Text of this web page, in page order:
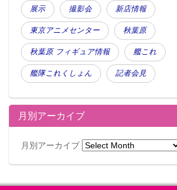
展示 撮影会 新店情報
東京アニメセンター 秋葉原
秋葉原 フィギュア情報 艦これ
艦隊これくしょん 記者会見
月別アーカイブ
月別アーカイブ